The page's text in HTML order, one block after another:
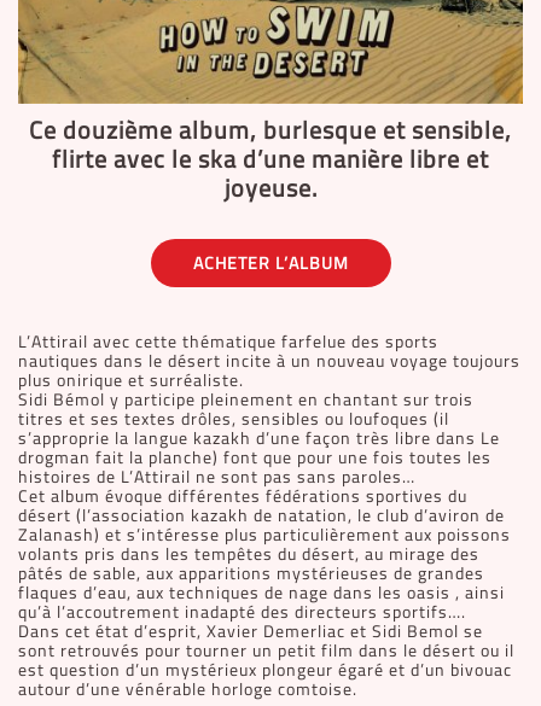
Ce douzième album, burlesque et sensible,
flirte avec le ska d’une manière libre et
joyeuse.
ACHETER L’ALBUM
L’Attirail avec cette thématique farfelue des sports
nautiques dans le désert incite à un nouveau voyage toujours
plus onirique et surréaliste.
Sidi Bémol y participe pleinement en chantant sur trois
titres et ses textes drôles, sensibles ou loufoques (il
s’approprie la langue kazakh d’une façon très libre dans Le
drogman fait la planche) font que pour une fois toutes les
histoires de L’Attirail ne sont pas sans paroles…
Cet album évoque différentes fédérations sportives du
désert (l’association kazakh de natation, le club d’aviron de
Zalanash) et s’intéresse plus particulièrement aux poissons
volants pris dans les tempêtes du désert, au mirage des
pâtés de sable, aux apparitions mystérieuses de grandes
flaques d’eau, aux techniques de nage dans les oasis , ainsi
qu’à l’accoutrement inadapté des directeurs sportifs….
Dans cet état d’esprit, Xavier Demerliac et Sidi Bemol se
sont retrouvés pour tourner un petit film dans le désert ou il
est question d’un mystérieux plongeur égaré et d’un bivouac
autour d’une vénérable horloge comtoise.